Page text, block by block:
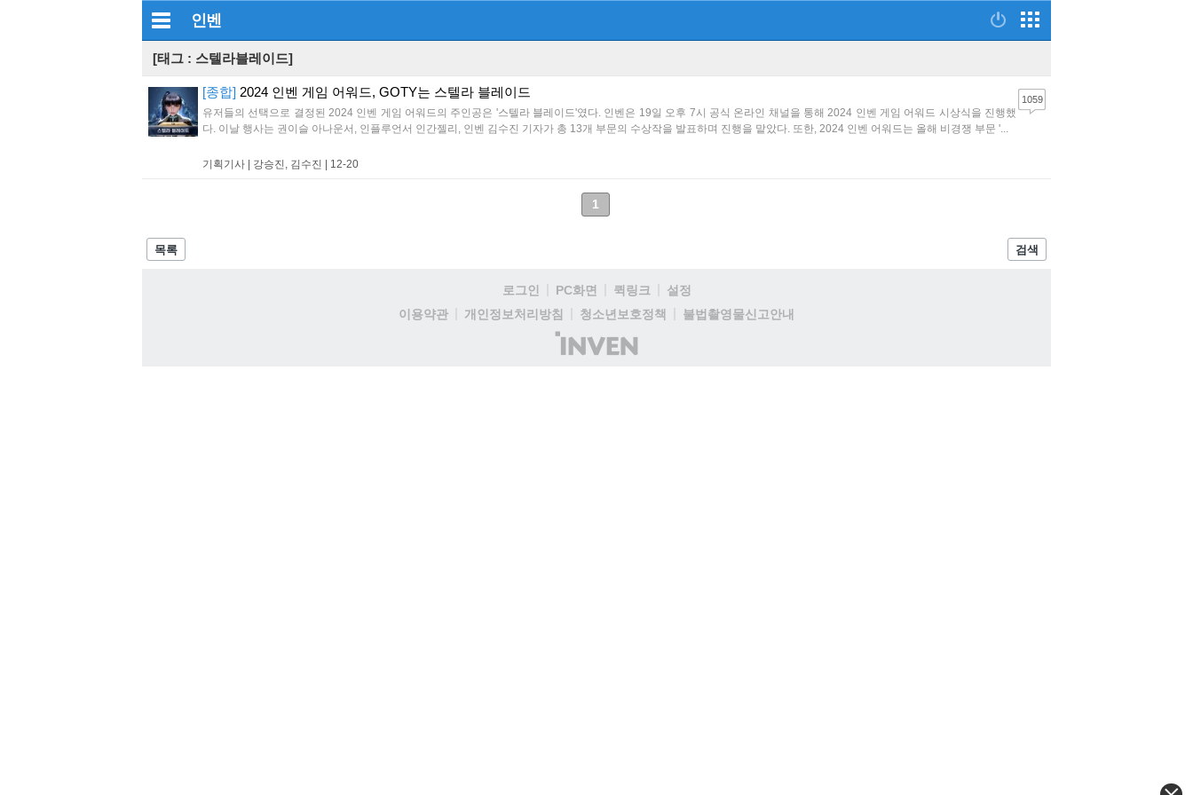
인벤
[태그 : 스텔라블레이드]
[종합] 2024 인벤 게임 어워드, GOTY는 스텔라 블레이드
유저들의 선택으로 결정된 2024 인벤 게임 어워드의 주인공은 '스텔라 블레이드'였다. 인벤은 19일 오후 7시 공식 온라인 채널을 통해 2024 인벤 게임 어워드 시상식을 진행했
다. 이날 행사는 권이슬 아나운서, 인플루언서 인간젤리, 인벤 김수진 기자가 총 13개 부문의 수상작을 발표하며 진행을 맡았다. 또한, 2024 인벤 어워드는 올해 비경쟁 부문 '...
기획기사 | 강승진, 김수진 12-20
1059
1
목록 검색
로그인 PC화면 퀵링크
설정
이용약관
개인정보처리방침 청소년보호정책
불법촬영물신고안내
(주)
인